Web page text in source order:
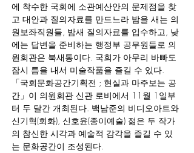
에 착수한 국회에 소관예산안의 문제점을 찾
고 대안과 질의자료를 만드느라 밤을 새는 의
원보좌직원들, 밤새 질의자료를 입수하고, 낮
에는 답변을 준비하는 행정부 공무원들로 의
원회관은 북새통이다. 국회가 아무리 바빠도
잠시 틈을 내서 미술작품을 즐길 수 있다.
「국회문화공간기획전 ; 현실과 마주보는 공
간」이 의원회관 신관 로비에서 11월 1일부
터 두 달간 개최된다. 백남준의 비디오아트와
신기혁(회화), 신호윤(종이예술) 젊은 두 작가
의 참신한 시각과 예술적 감각을 즐길 수 있
는 문화공간이 조성된다.